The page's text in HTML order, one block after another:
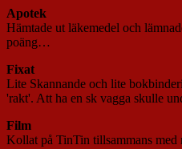
Apotek
Hämtade ut läkemedel och
poäng…
Fixat
Lite Skannande och lite
'rakt'. Att ha en sk vagga skulle
Film
Kollat på TinTin tillsammans med